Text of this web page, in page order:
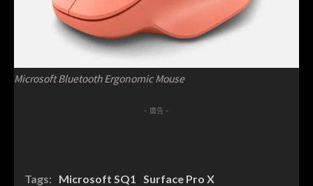
Microsoft Bluetooth Ergonomic Mouse
- 廣告 -
Tags: Microsoft SQ1 Surface Pro X